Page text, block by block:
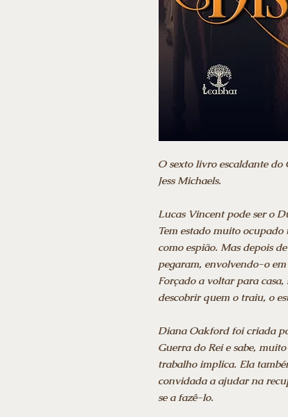
O sexto livro escaldante do
Jess Michaels.
Lucas Vincent pode ser o
Tem estado muito
como espião. Mas depois
pegaram, envolvendo-o
Forçado a voltar para casa,
descobrir quem o traiu, o
Diana Oakford foi criada
Guerra do Rei e sabe,
trabalho implica. Ela
convidada a ajudar na
se a fazê-lo.